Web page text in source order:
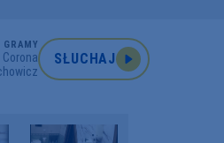
GRAMY
Corona
SŁUCHAJ